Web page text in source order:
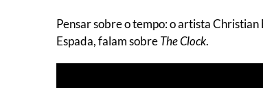
Pensar sobre o tempo: o artista
Espada, falam sobreThe Clock.